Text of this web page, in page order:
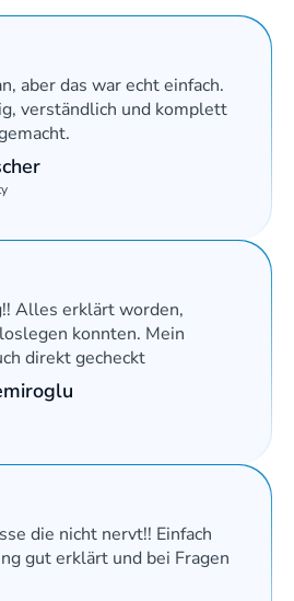
aber das war echt einfach.
verständlich und komplett
Alles erklärt worden,
konnten. Mein
direkt gecheckt
die nicht nervt!! Einfach
gut erklärt und bei Fragen